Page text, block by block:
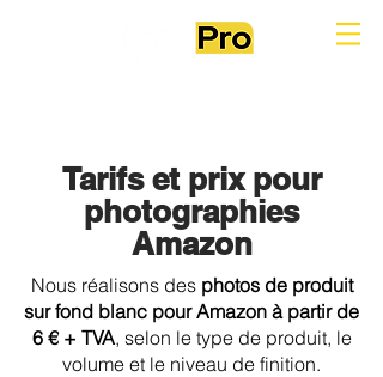
Tarifs et prix pour
photographies
Amazon
Nous réalisons des photos de produit
sur fond blanc pour Amazon à partir de
6 € + TVA, selon le type de produit, le
volume et le niveau de finition.